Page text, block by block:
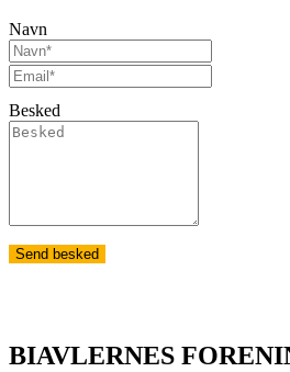
Navn
Besked
Send besked
BIAVLERNES